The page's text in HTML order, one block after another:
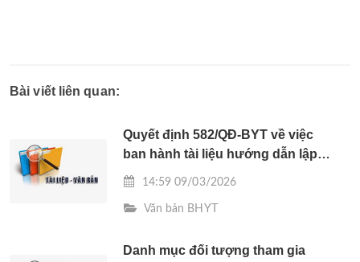
Bài viết liên quan:
Quyết định 582/QĐ-BYT về việc
ban hành tài liệu hướng dẫn lập
dự kiến chi, điều chỉnh dự kiến chi
14:59 09/03/2026
Văn bản BHYT
Danh mục đối tượng tham gia